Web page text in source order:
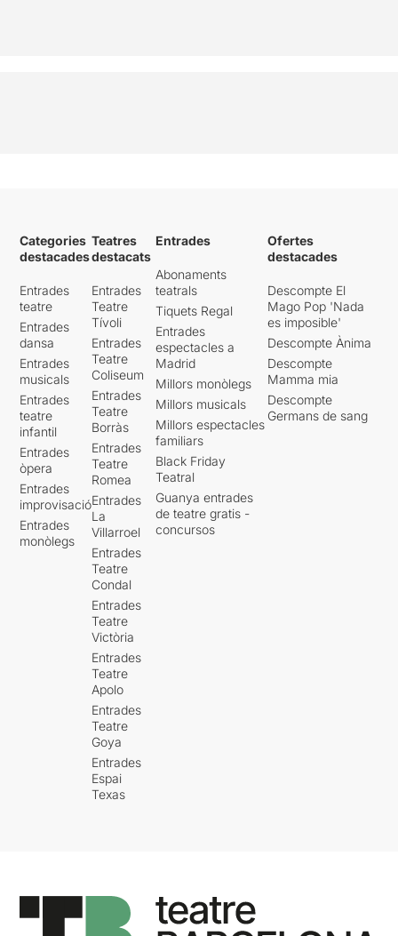
Categories
destacades
Entrades
teatre
Entrades
dansa
Entrades
musicals
Entrades
teatre
infantil
Entrades
òpera
Entrades
improvisació
Entrades
monòlegs
Teatres
destacats
Entrades
Teatre
Tívoli
Entrades
Teatre
Coliseum
Entrades
Teatre
Borràs
Entrades
Teatre
Romea
Entrades
La
Villarroel
Entrades
Teatre
Condal
Entrades
Teatre
Victòria
Entrades
Teatre
Apolo
Entrades
Teatre
Goya
Entrades
Espai
Texas
Entrades
Abonaments
teatrals
Tiquets Regal
Entrades
espectacles a
Madrid
Millors monòlegs
Millors musicals
Millors espectacles
familiars
Black Friday
Teatral
Guanya entrades
de teatre gratis -
concursos
Ofertes
destacades
Descompte El
Mago Pop 'Nada
es imposible'
Descompte Ànima
Descompte
Mamma mia
Descompte
Germans de sang